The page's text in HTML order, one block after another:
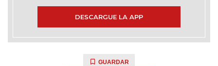
DESCARGUE LA APP
GUARDAR